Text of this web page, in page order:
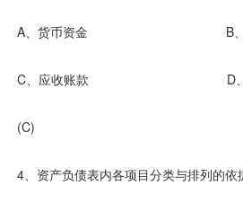
A、货币资金 B、
C、应收账款 D、未分
(C)
4、资产负债表内各项目分类与排列的